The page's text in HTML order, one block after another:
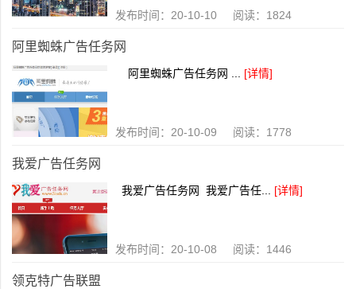
发布时间：20-10-10 阅读：1824
阿里蜘蛛广告任务网
阿里蜘蛛广告任务网 ... [详情]
发布时间：20-10-09 阅读：1778
我爱广告任务网
我爱广告任务网 我爱广告任... [详情]
发布时间：20-10-08 阅读：1446
领克特广告联盟